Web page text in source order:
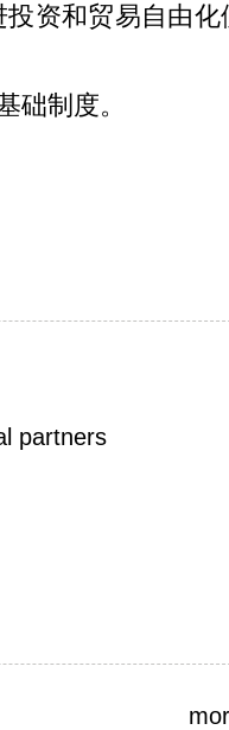
资和贸易自由化
础制度。
partners